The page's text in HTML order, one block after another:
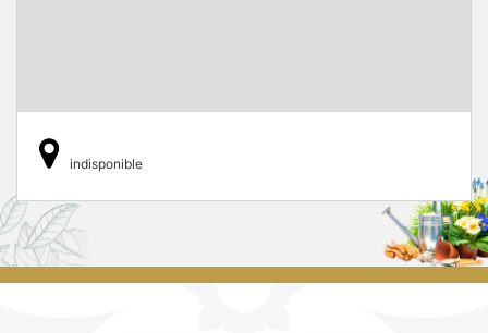
indisponible